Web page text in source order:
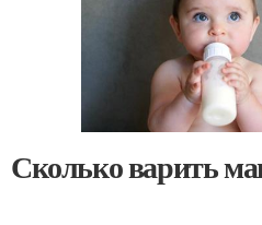
Сколько варить